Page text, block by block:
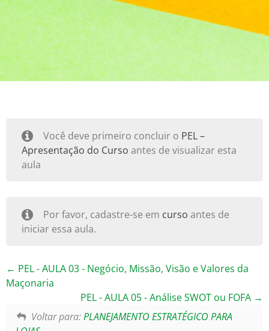
Você deve primeiro concluir o PEL –
Apresentação do Curso antes de visualizar esta
aula
Por favor, cadastre-se em curso antes de
iniciar essa aula.
PEL - AULA 03 - Negócio, Missão, Visão e Valores da
Maçonaria
PEL - AULA 05 - Análise SWOT ou FOFA
Voltar para:PLANEJAMENTO ESTRATÉGICO PARA